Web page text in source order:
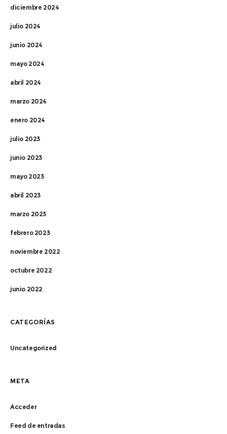
diciembre 2024
julio 2024
junio 2024
mayo 2024
abril 2024
marzo 2024
enero 2024
julio 2023
junio 2023
mayo 2023
abril 2023
marzo 2023
febrero 2023
noviembre 2022
octubre 2022
junio 2022
CATEGORÍAS
Uncategorized
META
Acceder
Feed de entradas